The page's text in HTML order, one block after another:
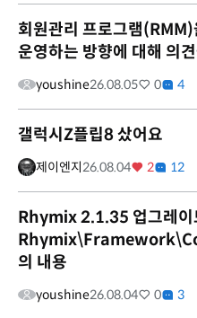
회원관리 프로그램
운영하는 방향에 대해 의
youshine26.08.05 0 4
갤럭시Z플립8 샀어요
제이엔지26.08.04 2 12
Rhymix 2.1.35 업그레이
의 내용
youshine26.08.04 0 3